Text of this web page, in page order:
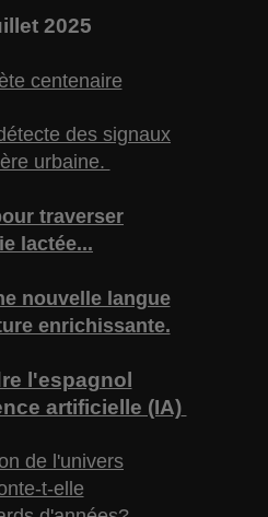
2025
centenaire
des signaux
urbaine.
traverser
lactée...
nouvelle langue
enrichissante.
l'espagnol
artificielle (IA)
de l'univers
t-elle